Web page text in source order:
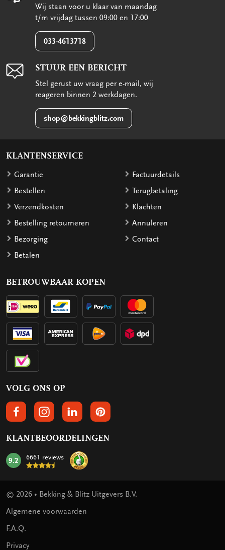
Wij staan voor u klaar van maandag
t/m vrijdag tussen 09:00 en 17:00
033-4613718
STUUR EEN BERICHT
Stel gerust uw vraag per e-mail, wij
reageren binnen 2 werkdagen.
shop@bekkingblitz.com
KLANTENSERVICE
Garantie
Bestellen
Verzendkosten
Bestelling retourneren
Bezorging
Betalen
Factuurdetails
Terugbetaling
Klachten
Annuleren
Contact
BETROUWBAAR KOPEN
VOLG ONS OP
VOLGS ONS OP FACEBOOK
VOLG ONS OP INSTAGRAM
VOLG ONS OP LINKEDIN
VOLG ONS OP PINTEREST
KLANTBEOORDELINGEN
mark:
9.2 6661 reviews
© 2026 • Bekking & Blitz Uitgevers B.V.
Algemene voorwaarden
F.A.Q.
Privacy